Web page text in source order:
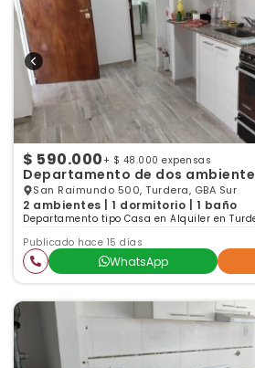
$ 590.000 + $ 48.000 expensas
Departamento de dos
San Raimundo 500, Turdera, GBA Sur
2 ambientes | 1 dormitorio | 1 baño
Departamento tipo Casa en Alquiler en
Publicado hace 15 días
WhatsApp